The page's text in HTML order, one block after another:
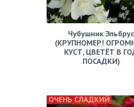
Чубушник Эльбрус
(КРУПНОМЕР!
КУСТ, ЦВЕТЁТ В
ПОСАДКИ)
ОЧЕНЬ СЛАДКИЙ